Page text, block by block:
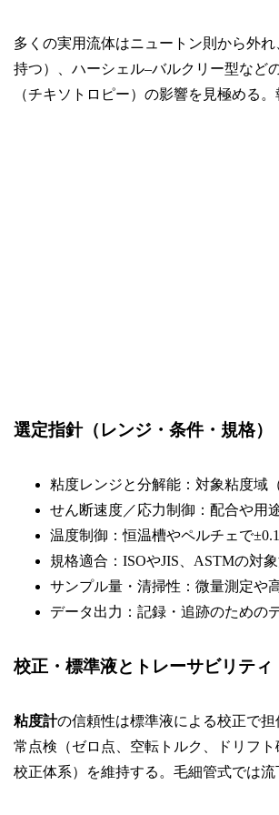
多くの実用流体はニュートン則から外
持つ）、ハーシェル–バルクリー型など
（チキソトロピー）の影響を見極める
選定指針（レンジ・条件・規格）
粘度レンジと分解能：対象粘度域
せん断速度／応力制御：配合や用
温度制御：恒温槽やペルチェで
規格適合：ISOやJIS、ASTMの対
サンプル量・清掃性：微量測定や
データ出力：記録・追跡のための
校正・標準液とトレーサビリティ
粘度計の信頼性は標準液による校正で
常点検（ゼロ点、空転トルク、ドリフ
校正体系）を維持する。毛細管式では